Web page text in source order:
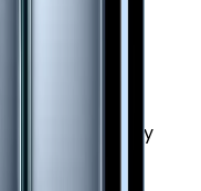
Cellular Uzay